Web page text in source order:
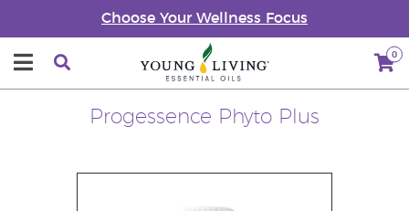
Choose Your Wellness Focus
0
Progessence Phyto Plus